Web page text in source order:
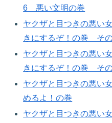
6 悪い文明の巻
ヤクザと目つきの悪い
きにするぞ！の巻​ そ
ヤクザと目つきの悪い
きにするぞ！の巻​ そ
ヤクザと目つきの悪い
めるよ！の巻​
ヤクザと目つきの悪い